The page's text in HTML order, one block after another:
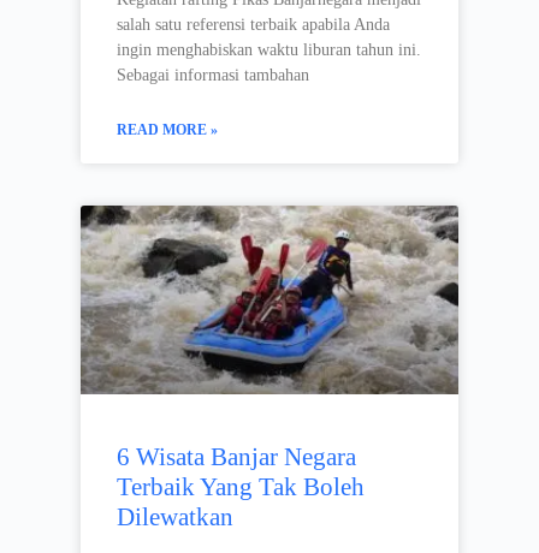
salah satu referensi terbaik apabila Anda
ingin menghabiskan waktu liburan tahun ini.
Sebagai informasi tambahan
READ MORE »
6 Wisata Banjar Negara
Terbaik Yang Tak Boleh
Dilewatkan